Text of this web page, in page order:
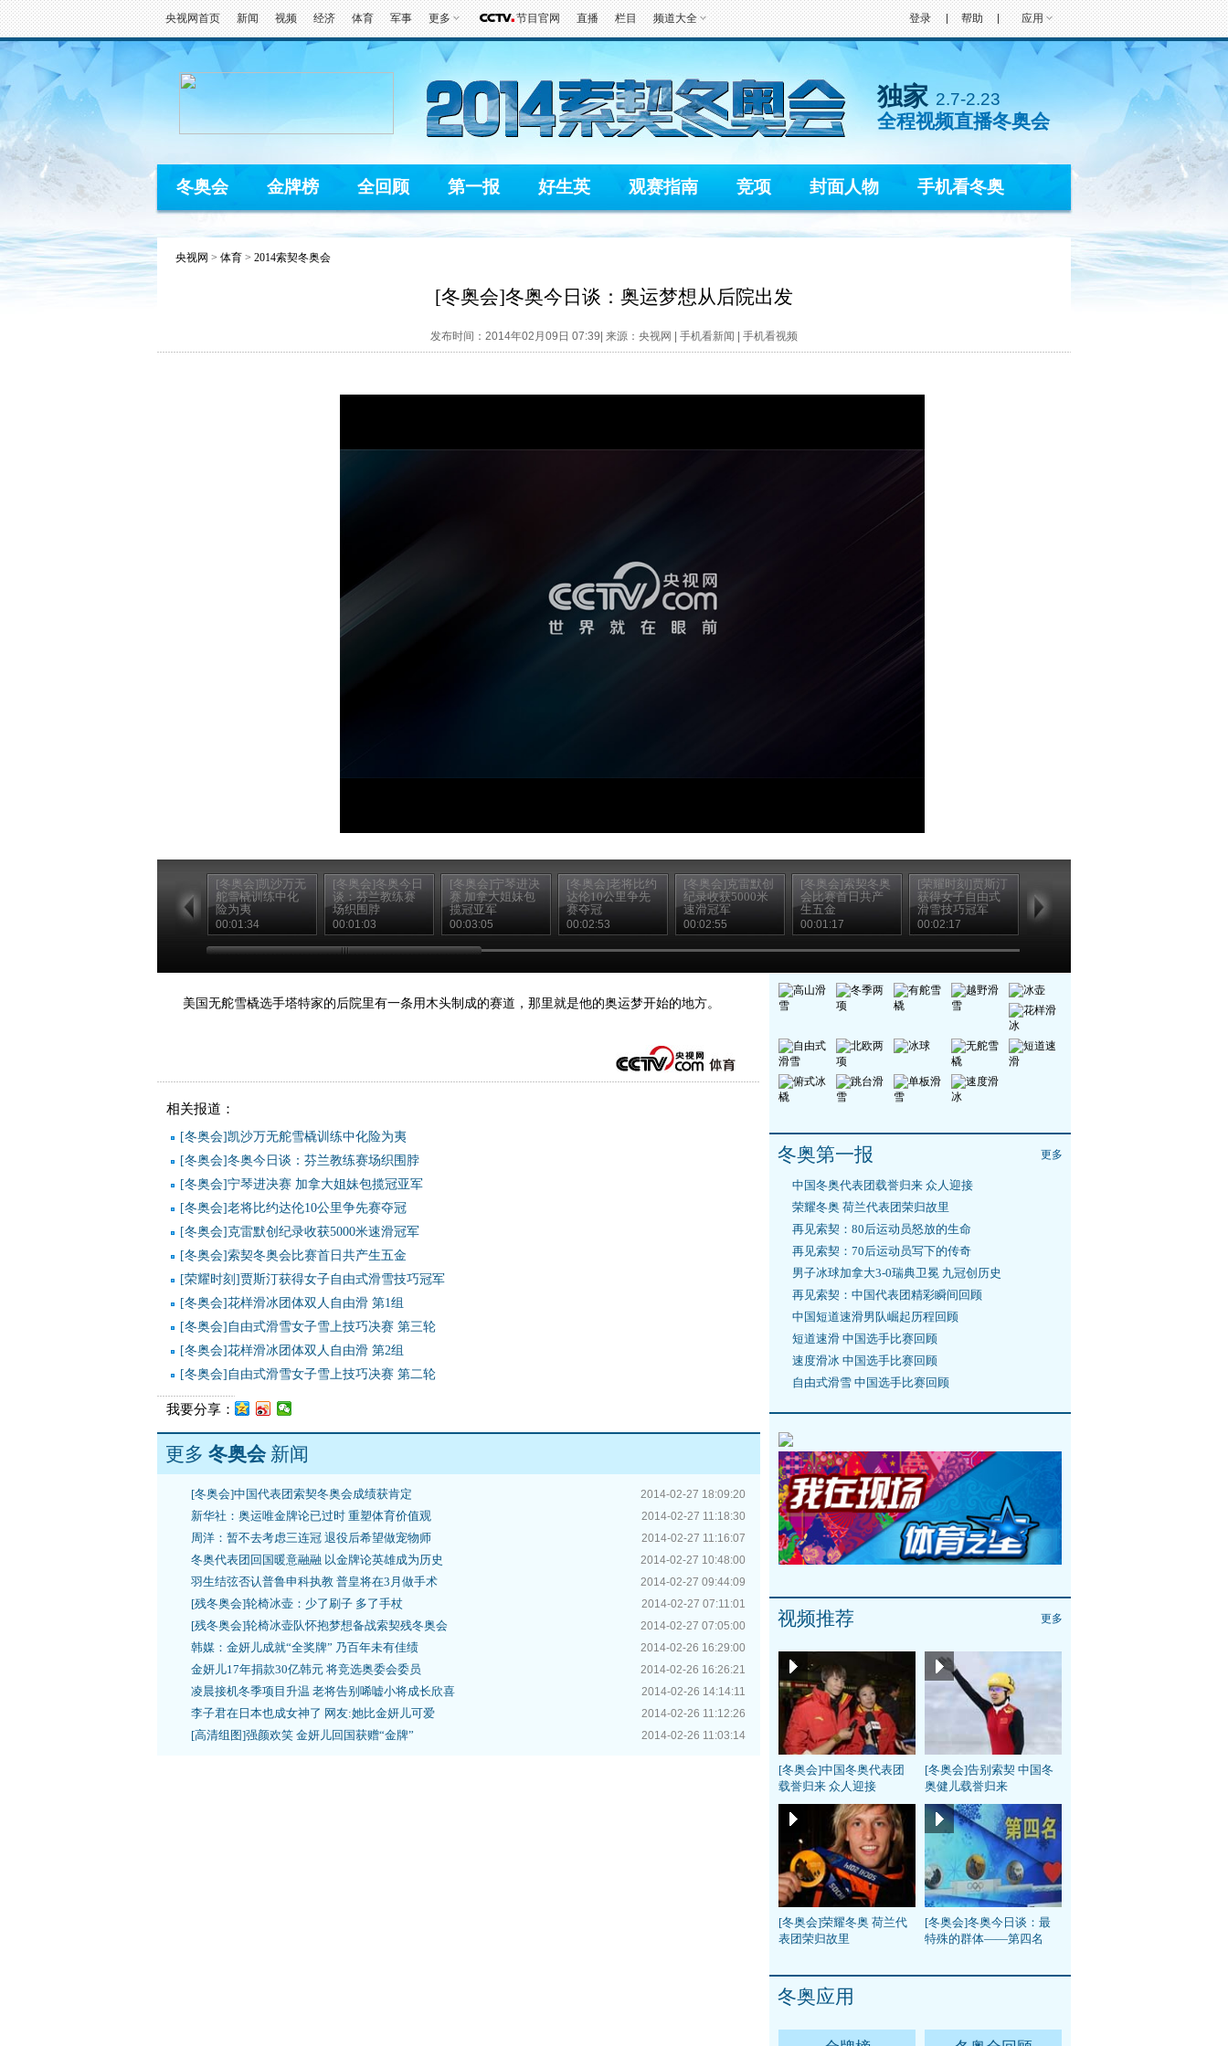
央视网首页 新闻 视频 经济 体育 军事 更多 节目官网 直播 栏目 频道大全 帮助 应用
登录
独家 2.7-2.23
全程视频直播冬奥会
冬奥会 金牌榜 全回顾 第一报 好生英 观赛指南 竞项 封面人物 手机看冬奥
央视网 > 体育 > 2014索契冬奥会
[冬奥会]冬奥今日谈：奥运梦想从后院出发
发布时间：2014年02月09日 07:39| 来源：央视网 | 手机看新闻 手机看视频
[冬奥会]凯沙万无
舵雪橇训练中化
险为夷
00:01:34
[冬奥会]冬奥今日
谈：芬兰教练赛
场织围脖
00:01:03
[冬奥会]宁琴进决
赛 加拿大姐妹包
揽冠亚军
00:03:05
[冬奥会]老将比约
达伦10公里争先
赛夺冠
00:02:53
[冬奥会]克雷默创
纪录收获5000米
速滑冠军
00:02:55
[冬奥会]索契冬奥
会比赛首日共产
生五金
00:01:17
[荣耀时刻]贾斯汀
获得女子自由式
滑雪技巧冠军
00:02:17
团体双人自由滑
第1组
00:20:51
美国无舵雪橇选手塔特家的后院里有一条用木头制成的赛道，那里就是他的奥运梦开始的地方。
相关报道：
[冬奥会]凯沙万无舵雪橇训练中化险为夷
[冬奥会]冬奥今日谈：芬兰教练赛场织围脖
[冬奥会]宁琴进决赛 加拿大姐妹包揽冠亚军
[冬奥会]老将比约达伦10公里争先赛夺冠
[冬奥会]克雷默创纪录收获5000米速滑冠军
[冬奥会]索契冬奥会比赛首日共产生五金
[荣耀时刻]贾斯汀获得女子自由式滑雪技巧冠军
[冬奥会]花样滑冰团体双人自由滑 第1组
[冬奥会]自由式滑雪女子雪上技巧决赛 第三轮
[冬奥会]花样滑冰团体双人自由滑 第2组
[冬奥会]自由式滑雪女子雪上技巧决赛 第二轮
我要分享：
更多 冬奥会新闻
2014-02-27 18:09:20
[冬奥会]中国代表团索契冬奥会成绩获肯定
2014-02-27 11:18:30
新华社：奥运唯金牌论已过时 重塑体育价值观
2014-02-27 11:16:07
周洋：暂不去考虑三连冠 退役后希望做宠物师
2014-02-27 10:48:00
冬奥代表团回国暖意融融 以金牌论英雄成为历史
2014-02-27 09:44:09
羽生结弦否认普鲁申科执教 普皇将在3月做手术
2014-02-27 07:11:01
[残冬奥会]轮椅冰壶：少了刷子 多了手杖
2014-02-27 07:05:00
[残冬奥会]轮椅冰壶队怀抱梦想备战索契残冬奥会
2014-02-26 16:29:00
韩媒：金妍儿成就“全奖牌” 乃百年未有佳绩
2014-02-26 16:26:21
金妍儿17年捐款30亿韩元 将竞选奥委会委员
2014-02-26 14:14:11
凌晨接机冬季项目升温 老将告别唏嘘小将成长欣喜
2014-02-26 11:12:26
李子君在日本也成女神了 网友:她比金妍儿可爱
2014-02-26 11:03:14
[高清组图]强颜欢笑 金妍儿回国获赠“金牌”
冬奥第一报 更多
中国冬奥代表团载誉归来 众人迎接
荣耀冬奥 荷兰代表团荣归故里
再见索契：80后运动员怒放的生命
再见索契：70后运动员写下的传奇
男子冰球加拿大3-0瑞典卫冕 九冠创历史
再见索契：中国代表团精彩瞬间回顾
中国短道速滑男队崛起历程回顾
短道速滑 中国选手比赛回顾
速度滑冰 中国选手比赛回顾
自由式滑雪 中国选手比赛回顾
视频推荐 更多
[冬奥会]中国冬奥代表团
载誉归来 众人迎接
[冬奥会]告别索契 中国冬
奥健儿载誉归来
[冬奥会]荣耀冬奥 荷兰代
表团荣归故里
[冬奥会]冬奥今日谈：最
特殊的群体——第四名
冬奥应用